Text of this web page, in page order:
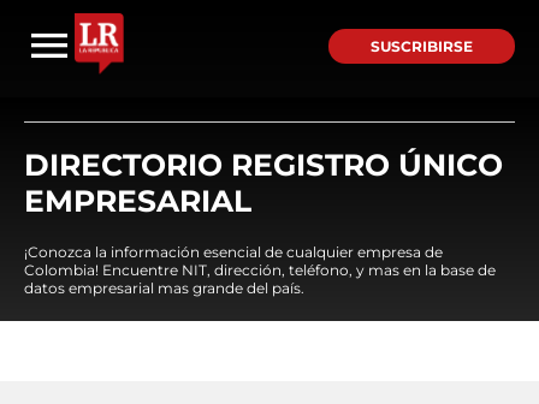
SUSCRIBIRSE
DIRECTORIO REGISTRO ÚNICO
EMPRESARIAL
¡Conozca la información esencial de cualquier empresa de
Colombia! Encuentre NIT, dirección, teléfono, y mas en la base de
datos empresarial mas grande del país.